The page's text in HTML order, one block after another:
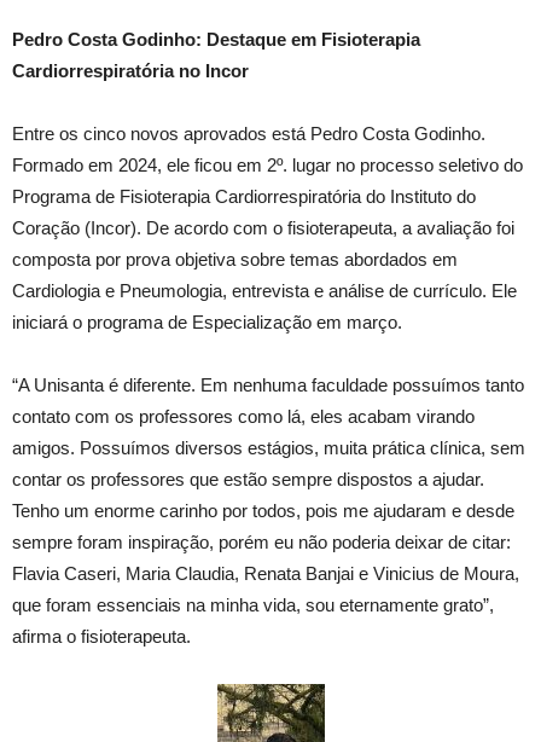
Pedro Costa Godinho: Destaque em Fisioterapia
Cardiorrespiratória no Incor
Entre os cinco novos aprovados está Pedro Costa Godinho.
Formado em 2024, ele ficou em 2º. lugar no processo seletivo do
Programa de Fisioterapia Cardiorrespiratória do Instituto do
Coração (Incor). De acordo com o fisioterapeuta, a avaliação foi
composta por prova objetiva sobre temas abordados em
Cardiologia e Pneumologia, entrevista e análise de currículo. Ele
iniciará o programa de Especialização em março.
“A Unisanta é diferente. Em nenhuma faculdade possuímos tanto
contato com os professores como lá, eles acabam virando
amigos. Possuímos diversos estágios, muita prática clínica, sem
contar os professores que estão sempre dispostos a ajudar.
Tenho um enorme carinho por todos, pois me ajudaram e desde
sempre foram inspiração, porém eu não poderia deixar de citar:
Flavia Caseri, Maria Claudia, Renata Banjai e Vinicius de Moura,
que foram essenciais na minha vida, sou eternamente grato”,
afirma o fisioterapeuta.